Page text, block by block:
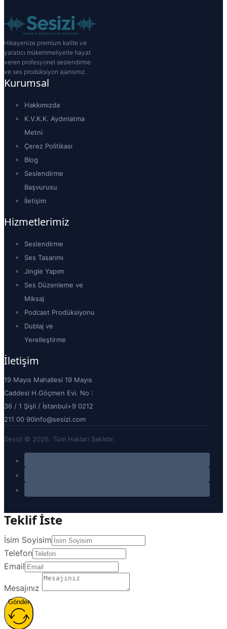
Hikayenize premium kalite ve
yaratıcı mükemmeliyetle hayat
veren profesyonel seslendirme
ve ses prodüksiyon ajansınız.
Kurumsal
Hakkımızda
K.V.K.K. Aydınlatma
Metni
Çerez Politikası
Blog
Seslendirme
Başvurusu
İletişim
Hizmetlerimiz
Seslendirme
Ses Tasarımı
Jingle Yapım
Ses Düzenleme ve
Miksaj
Podcast Prodüksiyonu
Dublaj ve
Yerelleştirme
İletişim
19 Mayıs Mahallesi 19 Mayıs
Caddesi H.Göçmen Evi. No :
36 / 1 Şişli / İstanbul+9 0212
211 00 90info@sesizi.com
Sesizi © 2026. Tüm Hakları Saklıdır.
Teklif İste
İsim Soyisim
Telefon
Email
Mesajınız
Gönder